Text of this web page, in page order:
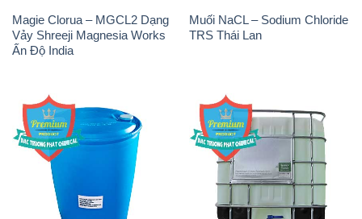
Magie Clorua – MGCL2 Dạng
Vảy Shreeji Magnesia Works
Ấn Độ India
Muối NaCL – Sodium Chloride
TRS Thái Lan